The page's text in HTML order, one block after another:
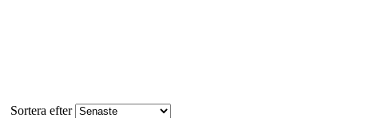
Sortera efter